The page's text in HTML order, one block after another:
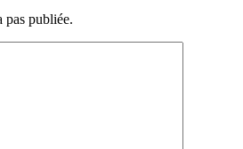
pas publiée.